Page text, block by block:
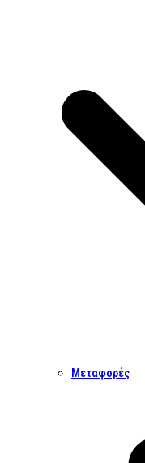
Μεταφορές